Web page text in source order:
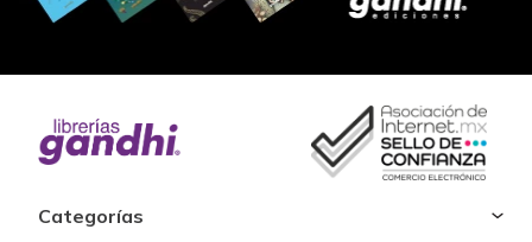
Categorías